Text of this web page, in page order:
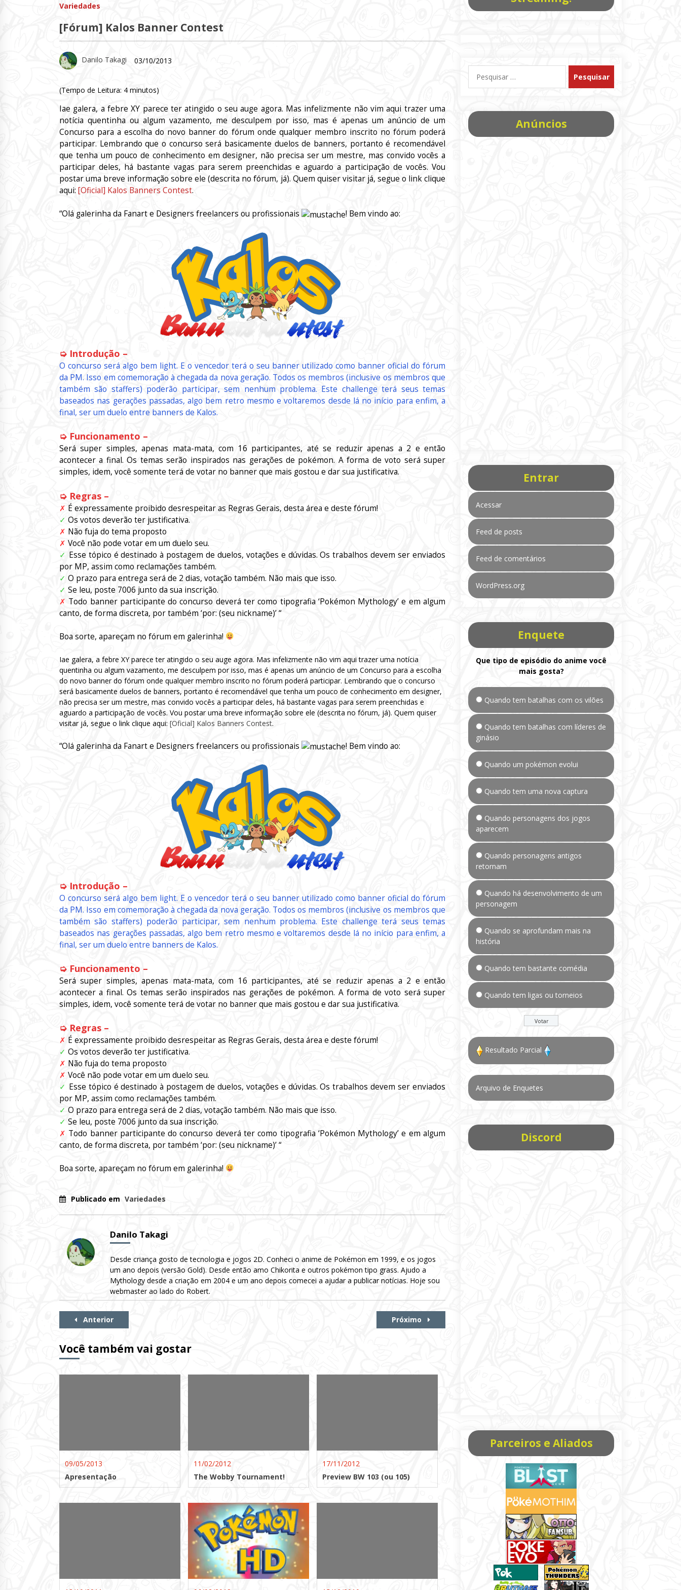
Variedades
[Fórum] Kalos Banner Contest
Danilo Takagi 03/10/2013
(Tempo de Leitura: 4 minutos)
Iae galera, a febre XY parece ter atingido o seu auge agora. Mas infelizmente não vim aqui trazer uma
notícia quentinha ou algum vazamento, me desculpem por isso, mas é apenas um anúncio de um
Concurso para a escolha do novo banner do fórum onde qualquer membro inscrito no fórum poderá
participar. Lembrando que o concurso será basicamente duelos de banners, portanto é recomendável
que tenha um pouco de conhecimento em designer, não precisa ser um mestre, mas convido vocês a
participar deles, há bastante vagas para serem preenchidas e aguardo a participação de vocês. Vou
postar uma breve informação sobre ele (descrita no fórum, já). Quem quiser visitar já, segue o link clique
aqui: [Oficial] Kalos Banners Contest.
“Olá galerinha da Fanart e Designers freelancers ou profissionais ! Bem vindo ao:
➭ Introdução –
O concurso será algo bem light. E o vencedor terá o seu banner utilizado como banner oficial do fórum
da PM. Isso em comemoração à chegada da nova geração. Todos os membros (inclusive os membros que
também são staffers) poderão participar, sem nenhum problema. Este challenge terá seus temas
baseados nas gerações passadas, algo bem retro mesmo e voltaremos desde lá no início para enfim, a
final, ser um duelo entre banners de Kalos.
➭ Funcionamento –
Será super simples, apenas mata-mata, com 16 participantes, até se reduzir apenas a 2 e então
acontecer a final. Os temas serão inspirados nas gerações de pokémon. A forma de voto será super
simples, idem, você somente terá de votar no banner que mais gostou e dar sua justificativa.
➭ Regras –
✗ É expressamente proibido desrespeitar as Regras Gerais, desta área e deste fórum!
✓ Os votos deverão ter justificativa.
✗ Não fuja do tema proposto
✗ Você não pode votar em um duelo seu.
✓ Esse tópico é destinado à postagem de duelos, votações e dúvidas. Os trabalhos devem ser enviados
por MP, assim como reclamações também.
✓ O prazo para entrega será de 2 dias, votação também. Não mais que isso.
✓ Se leu, poste 7006 junto da sua inscrição.
✗ Todo banner participante do concurso deverá ter como tipografia ‘Pokémon Mythology’ e em algum
canto, de forma discreta, por também ‘por: (seu nickname)’ “
Boa sorte, apareçam no fórum em galerinha!
Iae galera, a febre XY parece ter atingido o seu auge agora. Mas infelizmente não vim aqui trazer uma notícia
quentinha ou algum vazamento, me desculpem por isso, mas é apenas um anúncio de um Concurso para a escolha
do novo banner do fórum onde qualquer membro inscrito no fórum poderá participar. Lembrando que o concurso
será basicamente duelos de banners, portanto é recomendável que tenha um pouco de conhecimento em designer,
não precisa ser um mestre, mas convido vocês a participar deles, há bastante vagas para serem preenchidas e
aguardo a participação de vocês. Vou postar uma breve informação sobre ele (descrita no fórum, já). Quem quiser
visitar já, segue o link clique aqui: [Oficial] Kalos Banners Contest.
“Olá galerinha da Fanart e Designers freelancers ou profissionais ! Bem vindo ao:
➭ Introdução –
O concurso será algo bem light. E o vencedor terá o seu banner utilizado como banner oficial do fórum
da PM. Isso em comemoração à chegada da nova geração. Todos os membros (inclusive os membros que
também são staffers) poderão participar, sem nenhum problema. Este challenge terá seus temas
baseados nas gerações passadas, algo bem retro mesmo e voltaremos desde lá no início para enfim, a
final, ser um duelo entre banners de Kalos.
➭ Funcionamento –
Será super simples, apenas mata-mata, com 16 participantes, até se reduzir apenas a 2 e então
acontecer a final. Os temas serão inspirados nas gerações de pokémon. A forma de voto será super
simples, idem, você somente terá de votar no banner que mais gostou e dar sua justificativa.
➭ Regras –
✗ É expressamente proibido desrespeitar as Regras Gerais, desta área e deste fórum!
✓ Os votos deverão ter justificativa.
✗ Não fuja do tema proposto
✗ Você não pode votar em um duelo seu.
✓ Esse tópico é destinado à postagem de duelos, votações e dúvidas. Os trabalhos devem ser enviados
por MP, assim como reclamações também.
✓ O prazo para entrega será de 2 dias, votação também. Não mais que isso.
✓ Se leu, poste 7006 junto da sua inscrição.
✗ Todo banner participante do concurso deverá ter como tipografia ‘Pokémon Mythology’ e em algum
canto, de forma discreta, por também ‘por: (seu nickname)’ “
Boa sorte, apareçam no fórum em galerinha!
Publicado em Variedades
Danilo Takagi
Desde criança gosto de tecnologia e jogos 2D. Conheci o anime de Pokémon em 1999, e os jogos
um ano depois (versão Gold). Desde então amo Chikorita e outros pokémon tipo grass. Ajudo a
Mythology desde a criação em 2004 e um ano depois comecei a ajudar a publicar notícias. Hoje sou
webmaster ao lado do Robert.
Continue
Anterior Próximo
Você também vai gostar
09/05/2013
Apresentação
11/02/2012
The Wobby Tournament!
17/11/2012
Preview BW 103 (ou 105)
por:
Anúncios
Entrar
Acessar
Feed de posts
Feed de comentários
WordPress.org
Enquete
Que tipo de episódio do anime você
mais gosta?
Quando tem batalhas com os vilões
Quando tem batalhas com líderes de
ginásio
Quando um pokémon evolui
Quando tem uma nova captura
Quando personagens dos jogos
aparecem
Quando personagens antigos
retornam
Quando há desenvolvimento de um
personagem
Quando se aprofundam mais na
história
Quando tem bastante comédia
Quando tem ligas ou torneios
Resultado Parcial
Arquivo de Enquetes
Discord
Parceiros e Aliados